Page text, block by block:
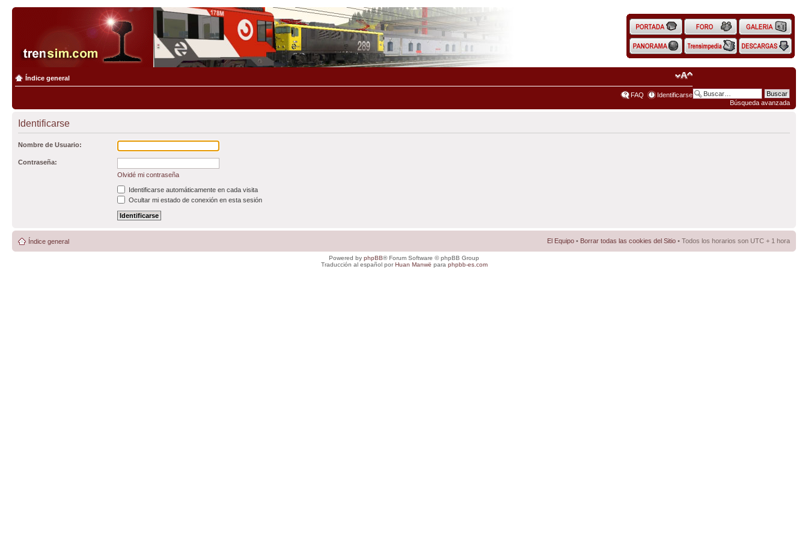
Búsqueda avanzada
Índice general
FAQ Identificarse
Identificarse
Nombre de Usuario:
Contraseña:
Olvidé mi contraseña
Identificarse automáticamente en cada visita
Ocultar mi estado de conexión en esta sesión
Índice general El Equipo • Borrar todas las cookies del Sitio • Todos los horarios son UTC + 1 hora
Powered by phpBB® Forum Software © phpBB Group
Traducción al español porHuan Manwë para phpbb-es.com